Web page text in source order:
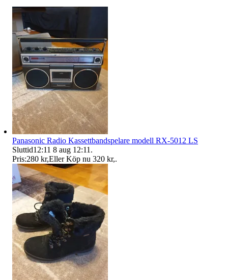
Panasonic Radio Kassettbandspelare modell RX-5012 LS
Sluttid12:11 8 aug 12:11 .
Pris:280 kr,Eller Köp nu 320 kr,.